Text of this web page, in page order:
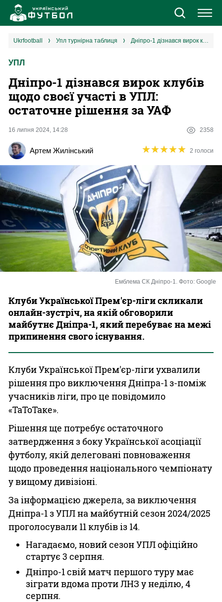
Новини
Єврокубки
УПЛ
2 ліга
Різне
Букмекери
Казино
ukrfootball упл турнірна таблиця Дніпро-1 дізнався вирок клубів щодо своєї участі в УПЛ: остаточне рішення за УАФ
УПЛ
Дніпро-1 дізнався вирок клубів
щодо своєї участі в УПЛ:
остаточне рішення за УАФ
16 липня 2024, 14:28 2358
Артем Жилінський ★★★★★
★★★★★ 2 голоси
Емблема СК Дніпро-1. Фото: Google
Клуби Української Прем'єр-ліги скликали
онлайн-зустріч, на якій обговорили
майбутнє Дніпра-1, який перебуває на межі
припинення свого існування.
Клуби Української Прем'єр-ліги ухвалили
рішення про виключення Дніпра-1 з-поміж
учасників ліги, про це повідомило
«ТаТоТаке».
Рішення ще потребує остаточного
затвердження з боку Української асоціації
футболу, якій делеговані повноваження
щодо проведення національного чемпіонату
у вищому дивізіоні.
За інформацією джерела, за виключення
Дніпра-1 з УПЛ на майбутній сезон 2024/2025
проголосували 11 клубів із 14.
Нагадаємо, новий сезон УПЛ офіційно
стартує 3 серпня.
Дніпро-1 свій матч першого туру має
зіграти вдома проти ЛНЗ у неділю, 4
серпня.